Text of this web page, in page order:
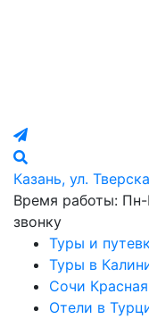
Казань, ул.
Время работы:
звонку
Туры и
Туры в
Сочи
Отели в